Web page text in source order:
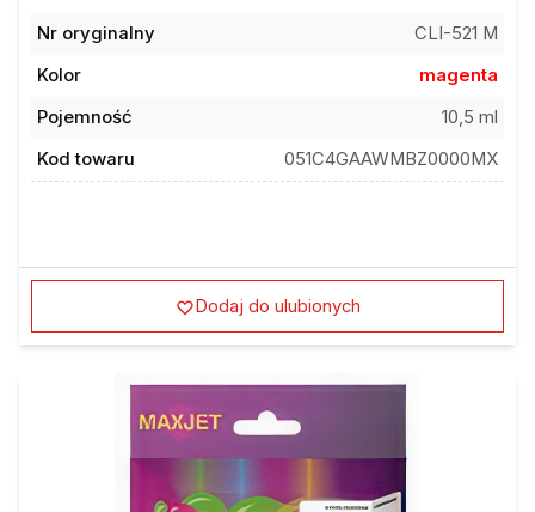
Nr oryginalny
CLI-521 M
Kolor
magenta
Pojemność
10,5 ml
Kod towaru
051C4GAAWMBZ0000MX
Dodaj do ulubionych